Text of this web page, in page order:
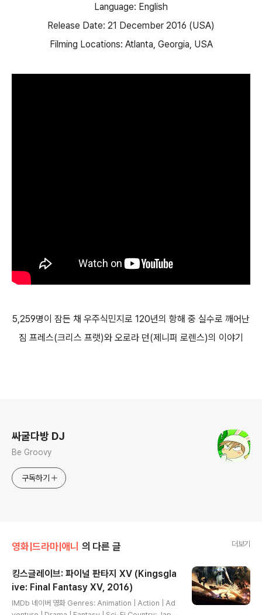
Language: English
Release Date: 21 December 2016 (USA)
Filming Locations: Atlanta, Georgia, USA
5,259명이 잠든 채 우주식민지로 120년의 항해 중 실수로 깨어난
짐 프레스(크리스 프랫)와 오로라 던(제니퍼 로렌스)의 이야기
싸굴다방 DJ
Be Groovy
구독하기
영화|드라마|애니 의 다른 글 더보기
킹스글레이브: 파이널 판타지 XV (Kingsgla
ive: Final Fantasy XV, 2016)
IMDb 네이버 영화 Genres: Animation | Action | Ad